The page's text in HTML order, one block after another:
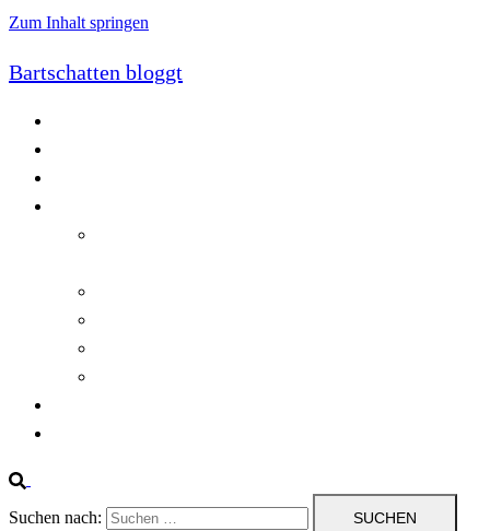
Zum Inhalt springen
Bartschatten bloggt
Suchen nach: